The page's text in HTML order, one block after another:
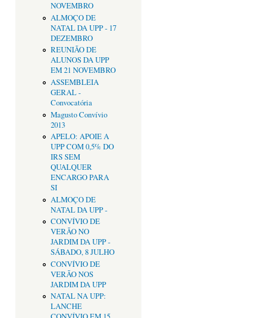
NOVEMBRO
ALMOÇO DE
NATAL DA UPP - 17
DEZEMBRO
REUNIÃO DE
ALUNOS DA UPP
EM 21 NOVEMBRO
ASSEMBLEIA
GERAL -
Convocatória
Magusto Convívio
2013
APELO: APOIE A
UPP COM 0,5% DO
IRS SEM
QUALQUER
ENCARGO PARA
SI
ALMOÇO DE
NATAL DA UPP -
CONVÍVIO DE
VERÃO NO
JARDIM DA UPP -
SÁBADO, 8 JULHO
CONVÍVIO DE
VERÃO NOS
JARDIM DA UPP
NATAL NA UPP:
LANCHE